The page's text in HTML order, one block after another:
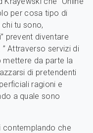
per cosa tipo di
tu sono,
prevent diventare
Attraverso servizi di
mettere da parte la
di pretendenti
ragioni e
a quale sono
contemplando che